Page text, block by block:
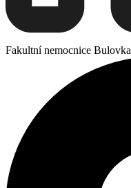
Fakultní nemocnice Bulovka